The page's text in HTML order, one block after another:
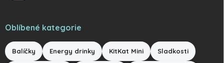
Oblíbené kategorie
Balíčky Energy drinky KitKat Mini Sladkosti